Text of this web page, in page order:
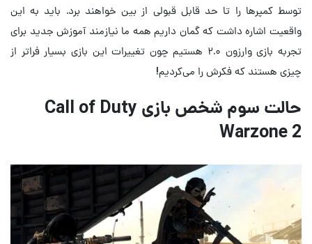
توسط کمپرها را تا حد قابل قبولی از بین خواهند برد. باید به این
واقعیت اشاره داشت که گمان داریم همه ما نیازمند آموزش جدید برای
تجربه بازی وارزون ۲.۰ هستیم چون تغییرات این بازی بسیار فراتر از
چیزی هستند که فکرش را می‌کردیم!
حالت سوم شخص بازی Call of Duty
Warzone 2